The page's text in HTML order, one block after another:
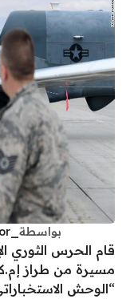
بواسطة _Noor_
قام الحرس الثوري